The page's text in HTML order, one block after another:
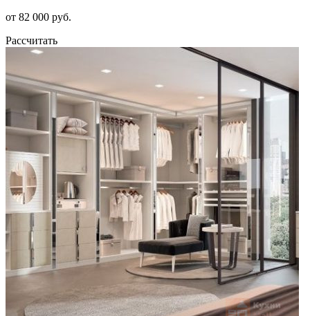
от 82 000 руб.
Рассчитать